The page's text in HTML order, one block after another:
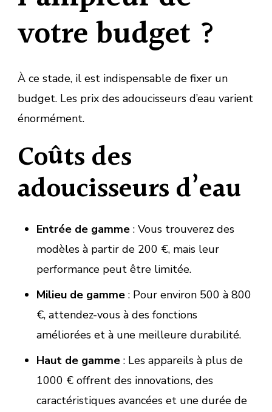
votre budget ?
À ce stade, il est indispensable de fixer un
budget. Les prix des adoucisseurs d’eau varient
énormément.
Coûts des
adoucisseurs d’eau
Entrée de gamme: Vous trouverez des
modèles à partir de 200 €, mais leur
performance peut être limitée.
Milieu de gamme: Pour environ 500 à 800
€, attendez-vous à des fonctions
améliorées et à une meilleure durabilité.
Haut de gamme: Les appareils à plus de
1000 € offrent des innovations, des
caractéristiques avancées et une durée de